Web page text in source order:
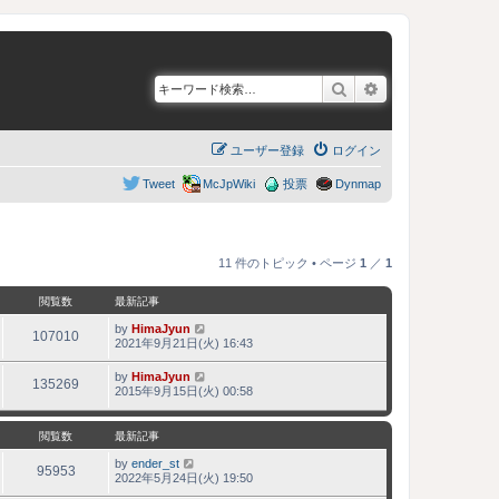
検索
ログイン
ユーザー登録
Dynmap
投票
McJpWiki
Tweet
11 件のトピック • ページ 1 ／ 1
閲覧数 最新記事
107010 by HimaJyun
2021年9月21日(火) 16:43
135269 by HimaJyun
2015年9月15日(火) 00:58
閲覧数 最新記事
95953 by ender_st
2022年5月24日(火) 19:50